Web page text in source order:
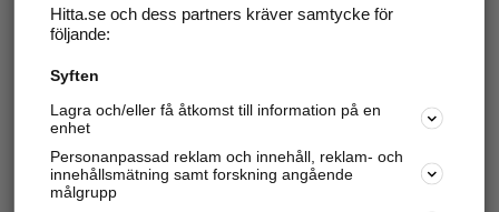
Svara på och hantera dina omdömen
Har du redan verifierat ditt företag? Logga in
Hitta.se och dess partners kräver samtycke för
följande:
Syften
Lagra och/eller få åtkomst till information på en
enhet
Personanpassad reklam och innehåll, reklam- och
innehållsmätning samt forskning angående
målgrupp